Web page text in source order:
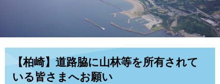
【柏崎】道路脇に山林等を所有されて
いる皆さまへお願い